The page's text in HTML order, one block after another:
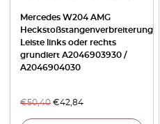
Mercedes W204 AMG
Heckstoßstangenverbreiterung
Leiste links oder rechts
grundiert A2046903930 /
A2046904030
€50,40 €42,84